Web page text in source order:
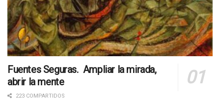
Fuentes Seguras. Ampliar la mirada,
abrir la mente
223 COMPARTIDOS